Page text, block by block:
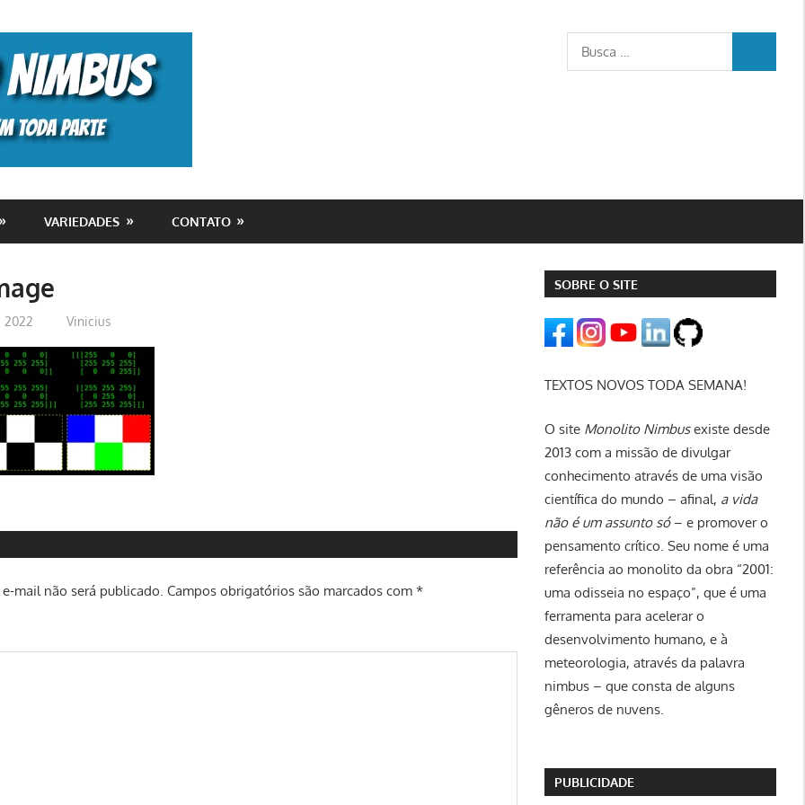
Busca
para:
VARIEDADES CONTATO
2022 Vinicius
mail não será publicado. Campos obrigatórios são marcados com*
SOBRE O SITE
TEXTOS NOVOS TODA SEMANA!
O site Monolito Nimbusexiste desde
2013 com a missão de divulgar
conhecimento através de uma visão
científica do mundo – afinal, a vida
não é um assunto só– e promover o
pensamento crítico. Seu nome é uma
referência ao monolito da obra “2001:
uma odisseia no espaço”, que é uma
ferramenta para acelerar o
desenvolvimento humano, e à
meteorologia, através da palavra
nimbus – que consta de alguns
gêneros de nuvens.
PUBLICIDADE